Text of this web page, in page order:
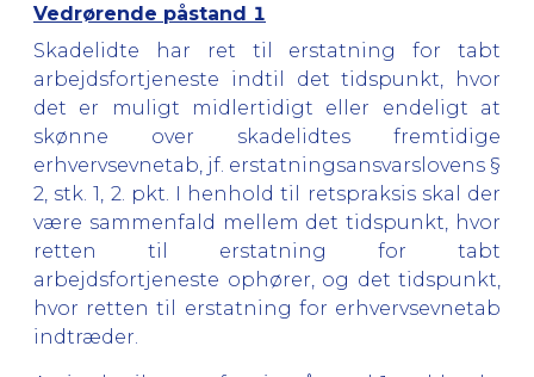
Vedrørende påstand 1
Skadelidte har ret til erstatning for tabt
arbejdsfortjeneste indtil det tidspunkt, hvor
det er muligt midlertidigt eller endeligt at
skønne over skadelidtes fremtidige
erhvervsevnetab, jf. erstatningsansvarslovens §
2, stk. 1, 2. pkt. I henhold til retspraksis skal der
være sammenfald mellem det tidspunkt, hvor
retten til erstatning for tabt
arbejdsfortjeneste ophører, og det tidspunkt,
hvor retten til erstatning for erhvervsevnetab
indtræder.